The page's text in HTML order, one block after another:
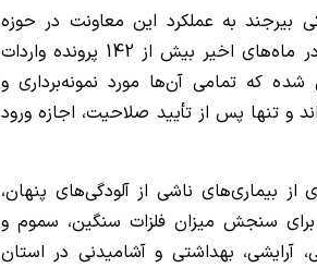
بیرجند به عملکرد این معاونت در حوزه
سلامت سفره مردم اشاره کرد و گفت: در ماه‌های اخیر بیش از 142 پرونده واردات
که تمامی آن‌ها مورد نمونه‌برداری و
و تنها پس از تأیید صلاحیت، اجازه ورود
بیماری‌های ناشی از آلودگی‌های پنهان،
برای سنجش میزان فلزات سنگین، سموم و
آرایشی، بهداشتی و آشامیدنی در استان